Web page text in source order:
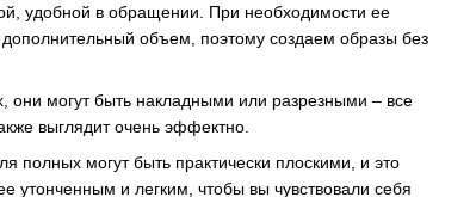
удобной в обращении. При необходимости ее
объем, поэтому создаем образы без
они могут быть накладными или разрезными – все
выглядит очень эффектно.
полных могут быть практически плоскими, и это
утонченным и легким, чтобы вы чувствовали себя